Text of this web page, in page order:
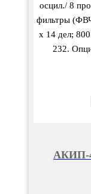
осцил./ 8
фильтры
х 14 дел;
232.
АКИП-